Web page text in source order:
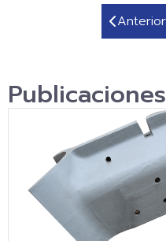
Anterior